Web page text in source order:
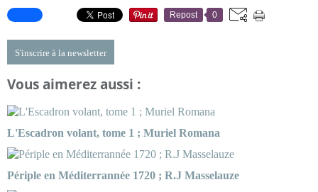
Repost 0
S'inscrire à la newsletter
Vous aimerez aussi :
L'Escadron volant, tome 1 ; Muriel Romana
Périple en Méditerrannée 1720 ; R.J Masselauze